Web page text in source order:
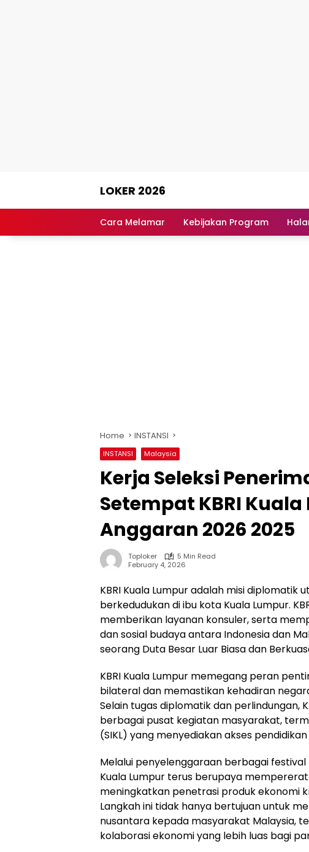
LOKER 2026
Lowongan
Cara Melamar Kebijakan Program
Home INSTANSI
INSTANSI Malaysia
Kerja Seleksi
Setempat KBRI
Anggaran 2026 2025
Toploker
5 Min Read
February 4, 2026
KBRI Kuala Lumpur adalah misi diplomatik
berkedudukan di ibu kota Kuala Lumpur.
memberikan layanan konsuler, serta
dan sosial budaya antara Indonesia dan
seorang Duta Besar Luar Biasa dan
KBRI Kuala Lumpur memegang peran
bilateral dan memastikan kehadiran
Selain tugas diplomatik dan perlindungan,
berbagai pusat kegiatan masyarakat,
(SIKL) yang menyediakan akses
Melalui penyelenggaraan berbagai
Kuala Lumpur terus berupaya
meningkatkan penetrasi produk ekonomi
Langkah ini tidak hanya bertujuan untuk
nusantara kepada masyarakat Malaysia,
kolaborasi ekonomi yang lebih luas bagi